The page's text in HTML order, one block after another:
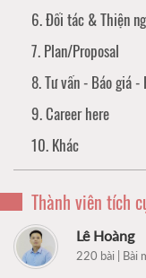
6. Đối tác & Thiện
7. Plan/Proposal
8. Tư vấn - Báo giá
9. Career here
10. Khác
Thành viên tích
Lê Hoàng
220 bài |